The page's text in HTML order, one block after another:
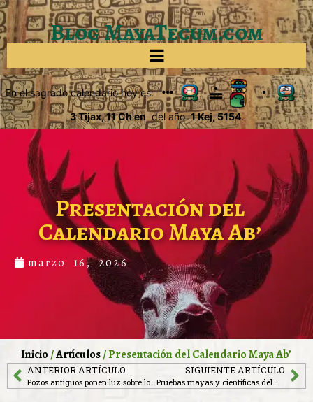
Blog MayaTecum.com
En el sagrado calendario hoy es:
|
3 Tijax, 11 Ch'endel año1 Kej, 5154.
Presentación del
Calendario Maya Ab’
marzo 16, 2026
Inicio/Artículos/ Presentación del Calendario Maya Ab’
ANTERIOR ARTÍCULO SIGUIENTE ARTÍCULO